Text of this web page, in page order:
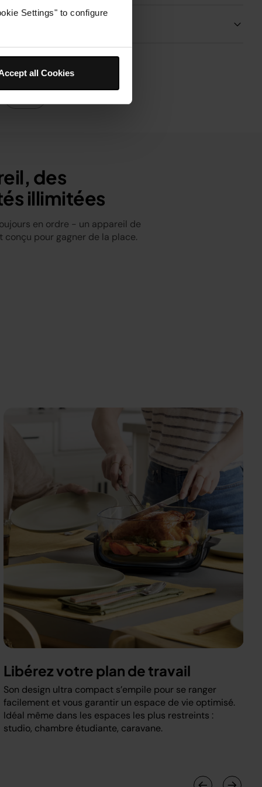
Settings" to configure
all Cookies
Marque #1 des Air fryers en France en 2024 en
termes de valeur des ventes selon une étude
des
illimitées
en ordre - un appareil de
conçu pour gagner de la place.
Libérez votre plan de travail
Son design ultra compact s’empile pour se ranger
facilement et vous garantir un espace de vie optimisé.
Idéal même dans les espaces les plus restreints :
studio, chambre étudiante, caravane.